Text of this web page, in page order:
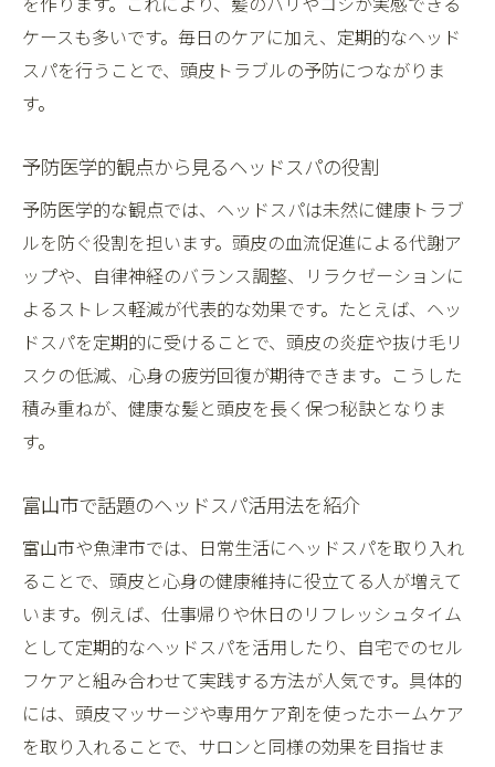
ビス
医療行為ではないヘッドスパの安全性と利
ヘッドスパで実践できる薄毛予防の方法と
効果
富山市で話題の薄毛対策ヘッドスパの選び
方
ヘッドスパが薄毛や白髪予防に有効な理由
頭皮環境を整えるヘッドスパのポイント解
説
メンズにもおすすめな薄毛予防ヘッドスパ
術
メンズにも人気な富山のヘッドスパ事情
富山のヘッドスパがメンズに選ばれる理由
とは
男性の頭皮ケアに適したヘッドスパの特徴
メンズ向けヘッドスパ専門店の魅力と評判
ヘッドスパが男性の美容意識向上に与える
ケースも多いです。毎日のケアに加え、定期的なヘッド
スパを行うことで、頭皮トラブルの予防につながりま
す。
予防医学的観点から見るヘッドスパの役割
予防医学的な観点では、ヘッドスパは未然に健康トラブ
ルを防ぐ役割を担います。頭皮の血流促進による代謝ア
ップや、自律神経のバランス調整、リラクゼーションに
よるストレス軽減が代表的な効果です。たとえば、ヘッ
ドスパを定期的に受けることで、頭皮の炎症や抜け毛リ
スクの低減、心身の疲労回復が期待できます。こうした
積み重ねが、健康な髪と頭皮を長く保つ秘訣となりま
す。
富山市で話題のヘッドスパ活用法を紹介
富山市や魚津市では、日常生活にヘッドスパを取り入れ
ることで、頭皮と心身の健康維持に役立てる人が増えて
います。例えば、仕事帰りや休日のリフレッシュタイム
として定期的なヘッドスパを活用したり、自宅でのセル
フケアと組み合わせて実践する方法が人気です。具体的
には、頭皮マッサージや専用ケア剤を使ったホームケア
を取り入れることで、サロンと同様の効果を目指せま